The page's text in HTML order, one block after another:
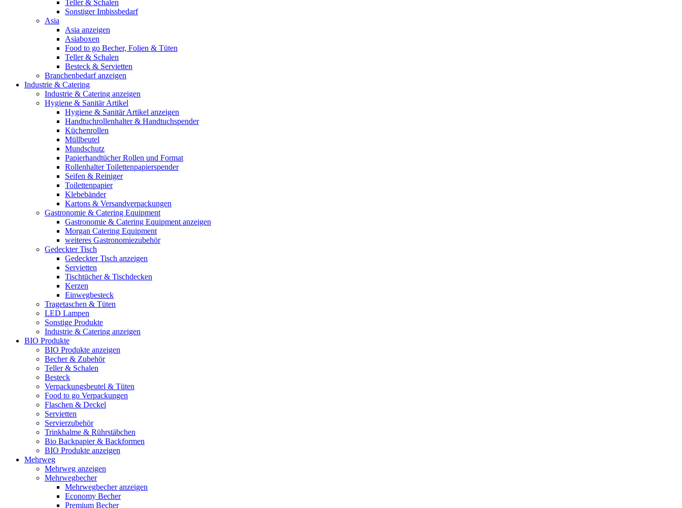
Teller & Schalen
Sonstiger Imbissbedarf
Asia
Asia anzeigen
Asiaboxen
Food to go Becher, Folien & Tüten
Teller & Schalen
Besteck & Servietten
Branchenbedarf anzeigen
Industrie & Catering
Industrie & Catering anzeigen
Hygiene & Sanitär Artikel
Hygiene & Sanitär Artikel anzeigen
Handtuchrollenhalter & Handtuchspender
Küchenrollen
Müllbeutel
Mundschutz
Papierhandtücher Rollen und Format
Rollenhalter Toilettenpapierspender
Seifen & Reiniger
Toilettenpapier
Klebebänder
Kartons & Versandverpackungen
Gastronomie & Catering Equipment
Gastronomie & Catering Equipment anzeigen
Morgan Catering Equipment
weiteres Gastronomiezubehör
Gedeckter Tisch
Gedeckter Tisch anzeigen
Servietten
Tischtücher & Tischdecken
Kerzen
Einwegbesteck
Tragetaschen & Tüten
LED Lampen
Sonstige Produkte
Industrie & Catering anzeigen
BIO Produkte
BIO Produkte anzeigen
Becher & Zubehör
Teller & Schalen
Besteck
Verpackungsbeutel & Tüten
Food to go Verpackungen
Flaschen & Deckel
Servietten
Servierzubehör
Trinkhalme & Rührstäbchen
Bio Backpapier & Backformen
BIO Produkte anzeigen
Mehrweg
Mehrweg anzeigen
Mehrwegbecher
Mehrwegbecher anzeigen
Economy Becher
Premium Becher